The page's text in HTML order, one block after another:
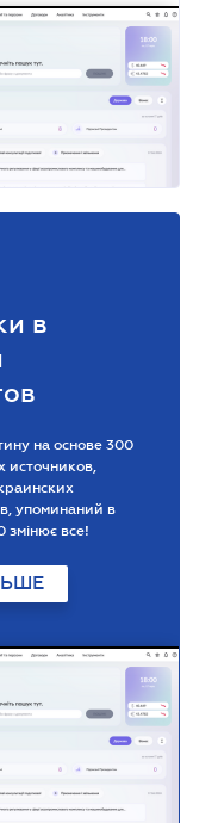
в
на основе 300
источников,
упоминаний в
змінює все!